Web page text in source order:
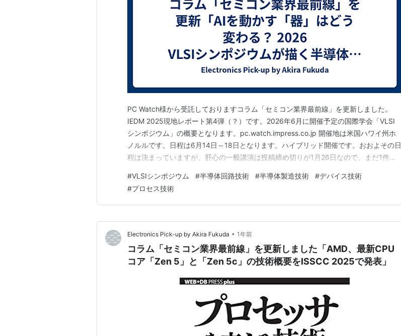
PC Watch様から受託しておりますコラム「セミコン業界最前線」を更新しました。
IEDM 2025現地レポート第4弾（？）です。2026年6月に開催予定の国際学会「VLSI
シンポジウム」の概要となります。pc.watch.impress.co.jp 開催地は米国ハワイ州ホ
ノルルです。日程は6月14日～18日となります。ハイブリッド開催です。おおよその日
程は決まっていますが、肝心の一般講演は投稿締め切りが1月26日なので、まだ1件も
ナウンスされます。 ですから、この時点ではフライング気味、だとも言えます。詳し
くは…
#VLSIシンポジウム #半導体回路技術 #半導体製造技術 #デバイス技術
#プロセス技術
Electronics Pick-up by Akira Fukuda • 1年前
コラム「セミコン業界最前線」を更新しました「AMD、最新CPU
コア「Zen 5」と「Zen 5c」の技術概要をISSCC 2025で発表」